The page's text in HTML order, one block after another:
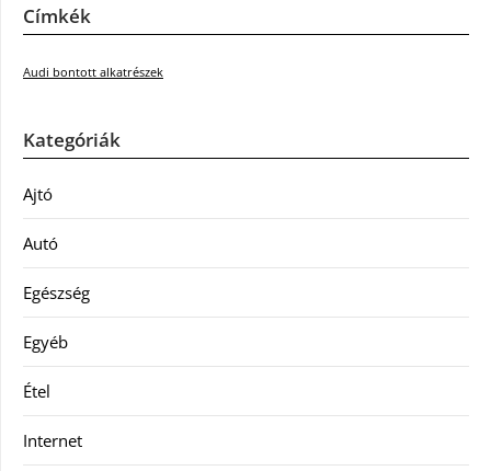
Címkék
Audi bontott alkatrészek
Kategóriák
Ajtó
Autó
Egészség
Egyéb
Étel
Internet